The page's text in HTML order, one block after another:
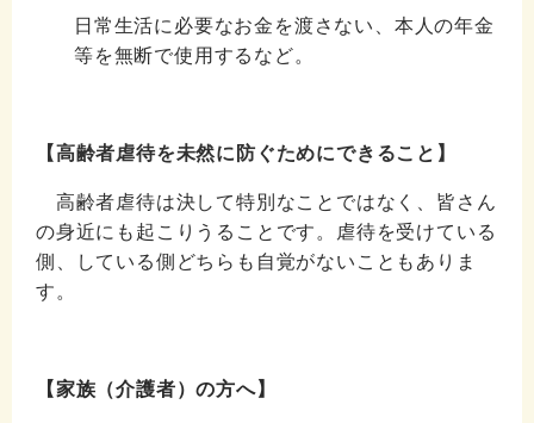
日常生活に必要なお金を渡さない、本人の年金
等を無断で使用するなど。
【高齢者虐待を未然に防ぐためにできること】
高齢者虐待は決して特別なことではなく、皆さん
の身近にも起こりうることです。虐待を受けている
側、している側どちらも自覚がないこともありま
す。
【家族（介護者）の方へ】